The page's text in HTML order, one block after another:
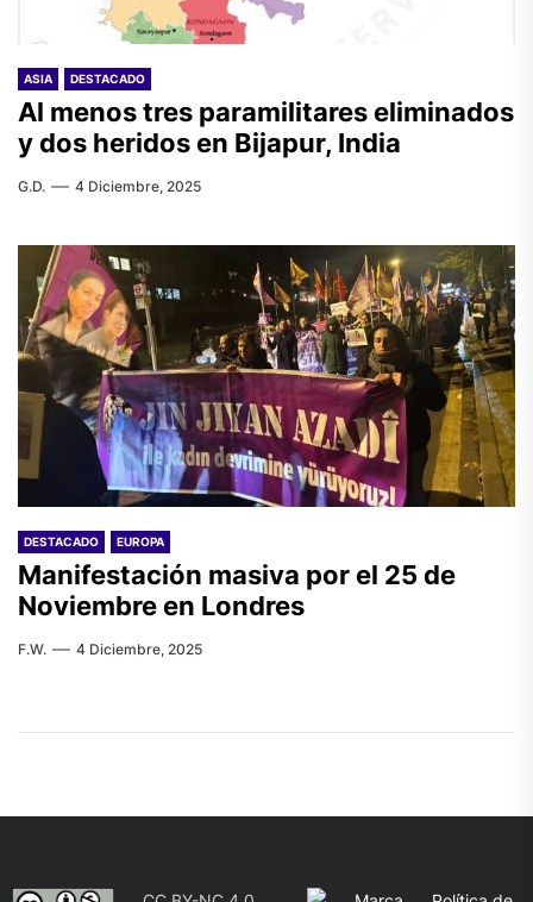
ASIA DESTACADO
Al menos tres paramilitares eliminados
y dos heridos en Bijapur, India
G.D. 4 Diciembre, 2025
DESTACADO EUROPA
Manifestación masiva por el 25 de
Noviembre en Londres
F.W. 4 Diciembre, 2025